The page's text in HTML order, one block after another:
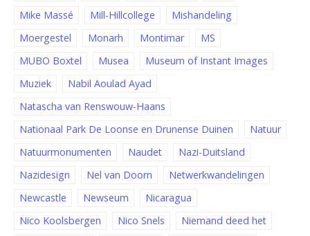
Mike Massé
Mill-Hillcollege
Mishandeling
Moergestel
Monarh Montimar
MS
MUBO Boxtel
Musea
Museum of Instant Images
Muziek
Nabil Aoulad Ayad
Natascha van Renswouw-Haans
Nationaal Park De Loonse en Drunense Duinen
Natuur
Natuurmonumenten
Naudet
Nazi-Duitsland
Nazidesign
Nel van Doorn
Netwerkwandelingen
Newcastle
Newseum
Nicaragua
Nico Koolsbergen
Nico Snels
Niemand deed het